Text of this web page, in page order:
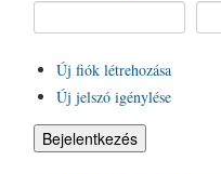
Új fiók létrehozása
Új jelszó igénylése